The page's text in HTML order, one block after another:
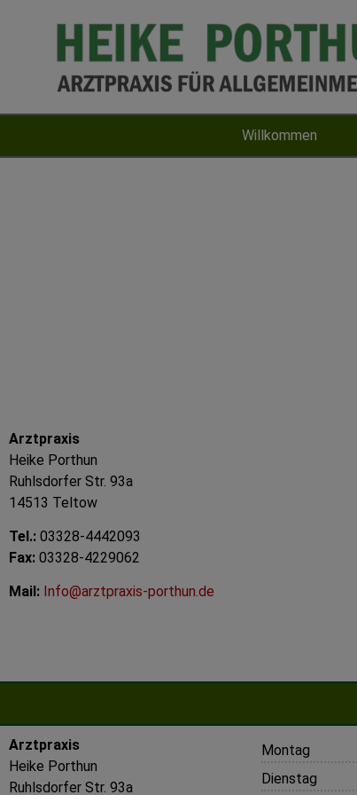
Willkommen
Arztpraxis
Heike Porthun
Ruhlsdorfer Str. 93a
14513 Teltow
Tel.: 03328-4442093
Fax: 03328-4229062
Mail: Info@arztpraxis-porthun.de
Arztpraxis
Heike Porthun
Ruhlsdorfer Str. 93a
Montag
Dienstag